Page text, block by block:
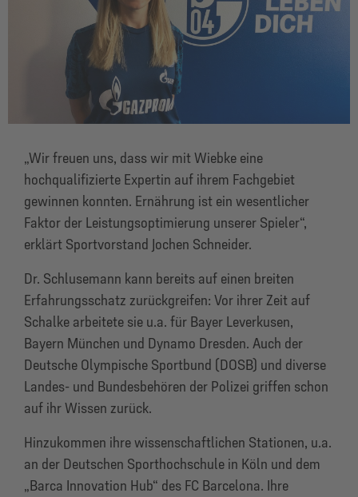
„Wir freuen uns, dass wir mit Wiebke eine
hochqualifizierte Expertin auf ihrem Fachgebiet
gewinnen konnten. Ernährung ist ein wesentlicher
Faktor der Leistungsoptimierung unserer Spieler“,
erklärt Sportvorstand Jochen Schneider.
Dr. Schlusemann kann bereits auf einen breiten
Erfahrungsschatz zurückgreifen: Vor ihrer Zeit auf
Schalke arbeitete sie u.a. für Bayer Leverkusen,
Bayern München und Dynamo Dresden. Auch der
Deutsche Olympische Sportbund (DOSB) und diverse
Landes- und Bundesbehören der Polizei griffen schon
auf ihr Wissen zurück.
Hinzukommen ihre wissenschaftlichen Stationen, u.a.
an der Deutschen Sporthochschule in Köln und dem
„Barca Innovation Hub“ des FC Barcelona. Ihre